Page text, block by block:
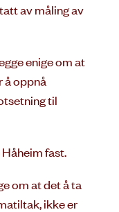
av måling av
enige om at
å oppnå
til
fast.
om at det å ta
ikke er